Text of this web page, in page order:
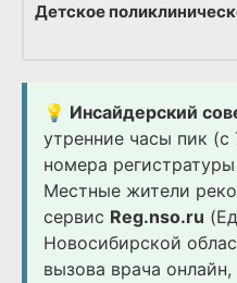
Детское
💡 Инсайдерский
утренние часы пик
номера
Местные жители
сервис Reg.nso.ru
Новосибирской
вызова врача